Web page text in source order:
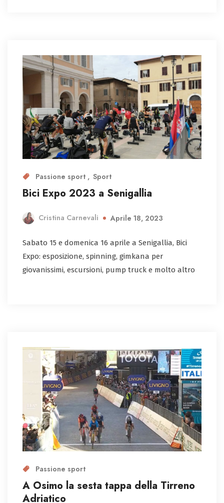
Passione sport Sport
Bici Expo 2023 a Senigallia
Cristina Carnevali Aprile 18, 2023
Sabato 15 e domenica 16 aprile a Senigallia, Bici
Expo: esposizione, spinning, gimkana per
giovanissimi, escursioni, pump truck e molto altro
Passione sport
A Osimo la sesta tappa della Tirreno
Adriatico